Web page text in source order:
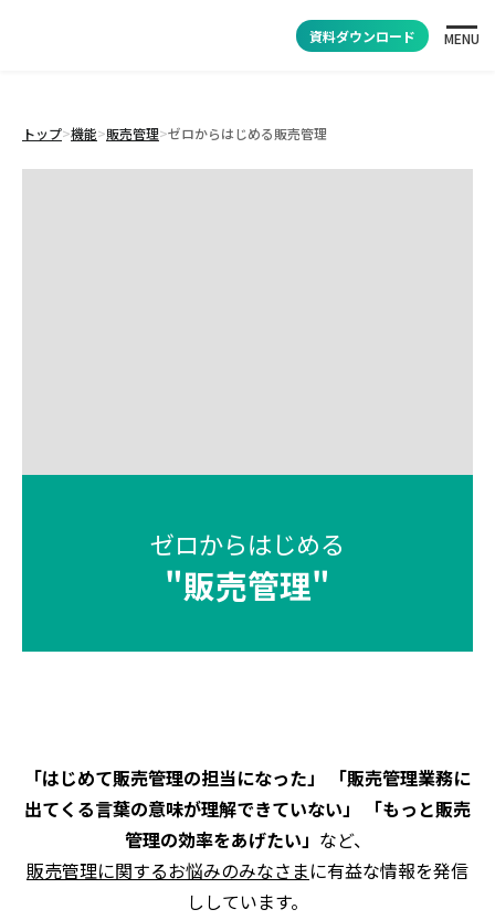
資料ダウンロード MENU
トップ>機能>販売管理>ゼロからはじめる販売管理
ゼロからはじめる
"販売管理"
「はじめて販売管理の担当になった」 「販売管理業務に
出てくる言葉の意味が理解できていない」 「もっと販売
管理の効率をあげたい」 など、
販売管理に関するお悩みのみなさまに有益な情報を発信
ししています。